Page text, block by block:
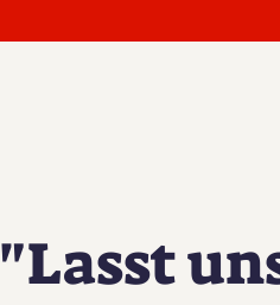
"Lasst